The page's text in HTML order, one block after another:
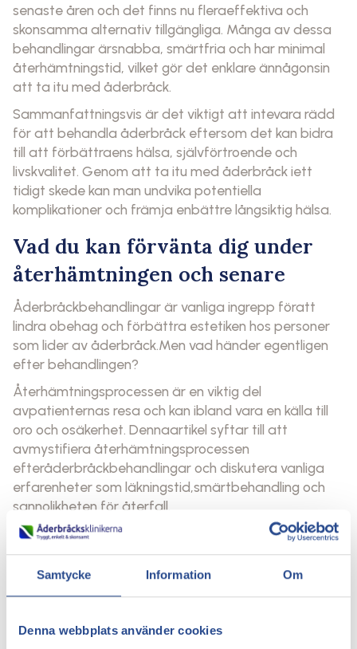
Samtycke Information Om
Denna webbplats använder cookies
senaste åren och det finns nu fleraeffektiva och
skonsamma alternativ tillgängliga. Många av dessa
behandlingar ärsnabba, smärtfria och har minimal
återhämtningstid, vilket gör det enklare ännågonsin
att ta itu med åderbråck.
Sammanfattningsvis är det viktigt att intevara rädd
för att behandla åderbråck eftersom det kan bidra
till att förbättraens hälsa, självförtroende och
livskvalitet. Genom att ta itu med åderbråck iett
tidigt skede kan man undvika potentiella
komplikationer och främja enbättre långsiktig hälsa.
Vad du kan förvänta dig under
återhämtningen och senare
Åderbråckbehandlingar är vanliga ingrepp föratt
lindra obehag och förbättra estetiken hos personer
som lider av åderbråck.Men vad händer egentligen
efter behandlingen?
Återhämtningsprocessen är en viktig del
avpatienternas resa och kan ibland vara en källa till
oro och osäkerhet. Dennaartikel syftar till att
avmystifiera återhämtningsprocessen
efteråderbråckbehandlingar och diskutera vanliga
erfarenheter som läkningstid,smärtbehandling och
sannolikheten för återfall.
1. Läkningstid efter åderbråcksbehandling
Efter en åderbråckbehandling är det vanligtatt
uppleva olika grad av obehag, svullnad och
blåmärken runtbehandlingsområdet. Läkningstiden
utförts och individens hälsotillstånd. Generellt sett